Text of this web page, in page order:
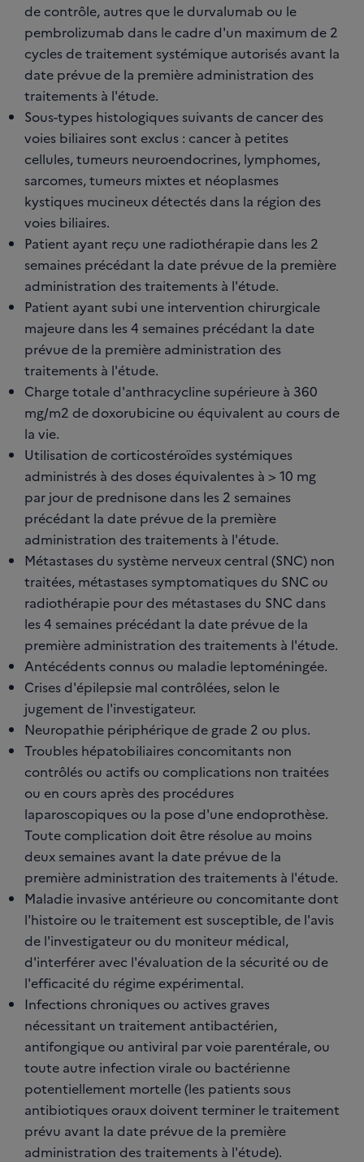
de contrôle, autres que le durvalumab ou le
pembrolizumab dans le cadre d'un maximum de 2
cycles de traitement systémique autorisés avant la
date prévue de la première administration des
traitements à l'étude.
Sous-types histologiques suivants de cancer des
voies biliaires sont exclus : cancer à petites
cellules, tumeurs neuroendocrines, lymphomes,
sarcomes, tumeurs mixtes et néoplasmes
kystiques mucineux détectés dans la région des
voies biliaires.
Patient ayant reçu une radiothérapie dans les 2
semaines précédant la date prévue de la première
administration des traitements à l'étude.
Patient ayant subi une intervention chirurgicale
majeure dans les 4 semaines précédant la date
prévue de la première administration des
traitements à l'étude.
Charge totale d'anthracycline supérieure à 360
mg/m2 de doxorubicine ou équivalent au cours de
la vie.
Utilisation de corticostéroïdes systémiques
administrés à des doses équivalentes à > 10 mg
par jour de prednisone dans les 2 semaines
précédant la date prévue de la première
administration des traitements à l'étude.
Métastases du système nerveux central (SNC) non
traitées, métastases symptomatiques du SNC ou
radiothérapie pour des métastases du SNC dans
les 4 semaines précédant la date prévue de la
première administration des traitements à l'étude.
Antécédents connus ou maladie leptoméningée.
Crises d'épilepsie mal contrôlées, selon le
jugement de l'investigateur.
Neuropathie périphérique de grade 2 ou plus.
Troubles hépatobiliaires concomitants non
contrôlés ou actifs ou complications non traitées
ou en cours après des procédures
laparoscopiques ou la pose d'une endoprothèse.
Toute complication doit être résolue au moins
deux semaines avant la date prévue de la
première administration des traitements à l'étude.
Maladie invasive antérieure ou concomitante dont
l'histoire ou le traitement est susceptible, de l'avis
de l'investigateur ou du moniteur médical,
d'interférer avec l'évaluation de la sécurité ou de
l'efficacité du régime expérimental.
Infections chroniques ou actives graves
nécessitant un traitement antibactérien,
antifongique ou antiviral par voie parentérale, ou
toute autre infection virale ou bactérienne
potentiellement mortelle (les patients sous
antibiotiques oraux doivent terminer le traitement
prévu avant la date prévue de la première
administration des traitements à l'étude).